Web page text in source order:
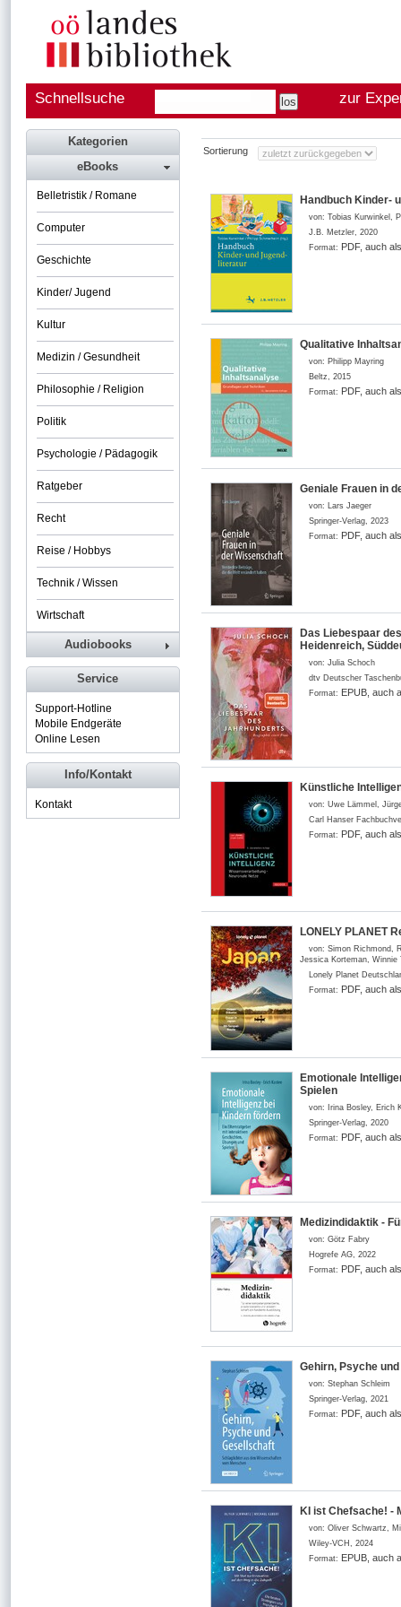
Schnellsuche zur
Sortierung
Handbuch Kinder-
von: Tobias Kurwinkel,
J.B. Metzler, 2020
Format: PDF, auch
Qualitative
von: Philipp Mayring
Beltz, 2015
Format: PDF, auch
Geniale Frauen in
von: Lars Jaeger
Springer-Verlag, 2023
Format: PDF, auch
Das Liebespaar
Heidenreich,
von: Julia Schoch
dtv Deutscher
Format: EPUB, auch
Künstliche
von: Uwe Lämmel,
Carl Hanser
Format: PDF, auch
LONELY PLANET
von: Simon Richmond,
Jessica Korteman, Winnie
Lonely Planet
Format: PDF, auch
Emotionale
Spielen
von:
Irina Bosley, Erich
Springer-Verlag, 2020
Format: PDF, auch
Medizindidaktik -
von: Götz Fabry
Hogrefe AG, 2022
Format: PDF, auch
Gehirn, Psyche
von: Stephan Schleim
Springer-Verlag, 2021
Format: PDF, auch
KI ist Chefsache! -
von: Oliver Schwartz,
Wiley-VCH , 2024
Format: EPUB, auch
Kategorien
eBooks
Belletristik / Romane
Computer
Geschichte
Kinder/ Jugend
Kultur
Medizin / Gesundheit
Philosophie / Religion
Politik
Psychologie / Pädagogik
Ratgeber
Recht
Reise / Hobbys
Technik / Wissen
Wirtschaft
Audiobooks
Service
Support-Hotline
Mobile Endgeräte
Online Lesen
Info/Kontakt
Kontakt